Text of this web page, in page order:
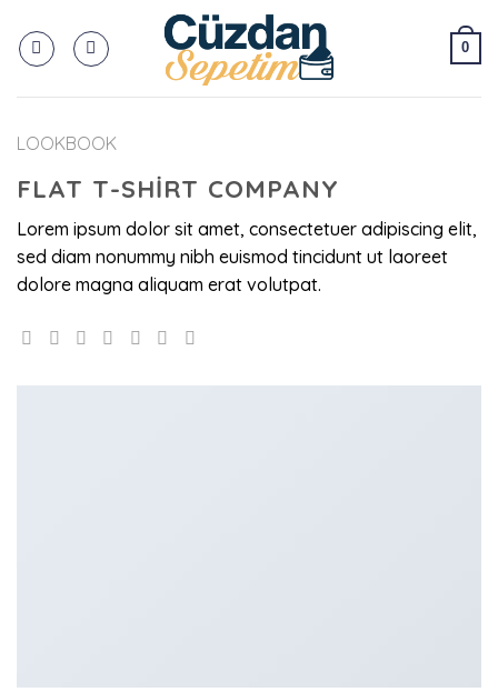
content
0
LOOKBOOK
FLAT T-SHIRT COMPANY
Lorem ipsum dolor sit amet, consectetuer adipiscing elit,
sed diam nonummy nibh euismod tincidunt ut laoreet
dolore magna aliquam erat volutpat.